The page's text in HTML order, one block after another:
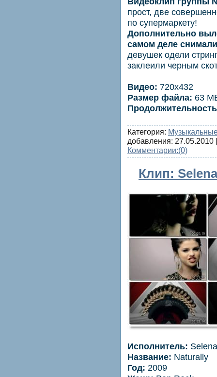
прост, две
по супермаркету!
Дополнительно
самом деле
девушек одели
заклеили черным
Видео: 720х432
Размер файла: 63
Категория:
добавления: 27.05.2010
Комментарии:(0)
Клип:
Исполнитель:
Название: Naturally
Год: 2009